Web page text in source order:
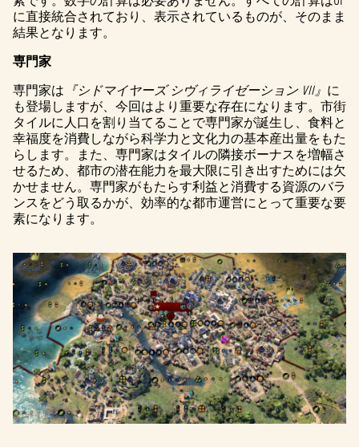
に直接統合されており、表示されているものが、そのまま
結果となります。
専門家
専門家は 『シドマイヤーズ シヴィライゼーション VII』 に
も登場しますが、今回はより重要な存在になります。市街
タイルに人口を割り当てることで専門家が誕生し、食料と
幸福度を消費しながら科学力と文化力の基本産出量をもた
らします。また、専門家はタイルの隣接ボーナスを増幅さ
せるため、都市の潜在能力を最大限に引き出すためには欠
かせません。専門家がもたらす利益と消費する資源のバラ
ンスをどう取るかが、効率的な都市運営にとって重要な要
素になります。